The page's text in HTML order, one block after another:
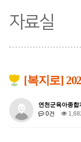
자료실
[복지로]
연천군육아종합
0건